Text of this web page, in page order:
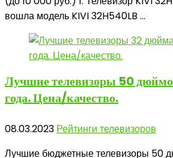
вошла модель KIVI 32H540LB ...
Лучшие телевизоры 50
года. Цена/качество.
08.03.2023 Рейтинги телевизоров
Лучшие бюджетные телевизоры 50